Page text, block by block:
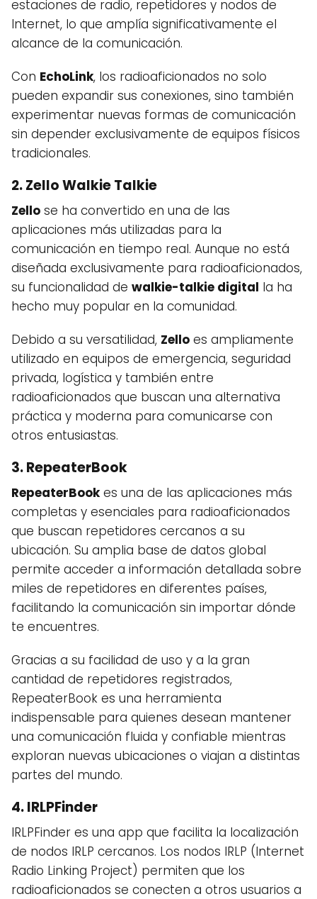
estaciones de radio, repetidores y nodos de
Internet, lo que amplía significativamente el
alcance de la comunicación.
Con EchoLink, los radioaficionados no solo
pueden expandir sus conexiones, sino también
experimentar nuevas formas de comunicación
sin depender exclusivamente de equipos físicos
tradicionales.
2.Zello Walkie Talkie
Zello se ha convertido en una de las
aplicaciones más utilizadas para la
comunicación en tiempo real. Aunque no está
diseñada exclusivamente para radioaficionados,
su funcionalidad de walkie-talkie digital la ha
hecho muy popular en la comunidad.
Debido a su versatilidad, Zello es ampliamente
utilizado en equipos de emergencia, seguridad
privada, logística y también entre
radioaficionados que buscan una alternativa
práctica y moderna para comunicarse con
otros entusiastas.
3.RepeaterBook
RepeaterBookes una de las aplicaciones más
completas y esenciales para radioaficionados
que buscan repetidores cercanos a su
ubicación. Su amplia base de datos global
permite acceder a información detallada sobre
miles de repetidores en diferentes países,
facilitando la comunicación sin importar dónde
te encuentres.
Gracias a su facilidad de uso y a la gran
cantidad de repetidores registrados,
RepeaterBook es una herramienta
indispensable para quienes desean mantener
una comunicación fluida y confiable mientras
exploran nuevas ubicaciones o viajan a distintas
partes del mundo.
4.IRLPFinder
IRLPFinder es una app que facilita la localización
de nodos IRLP cercanos. Los nodos IRLP (Internet
Radio Linking Project) permiten que los
radioaficionados se conecten a otros usuarios a